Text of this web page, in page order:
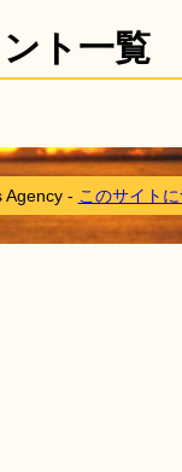
ト一覧
Agency - このサイト